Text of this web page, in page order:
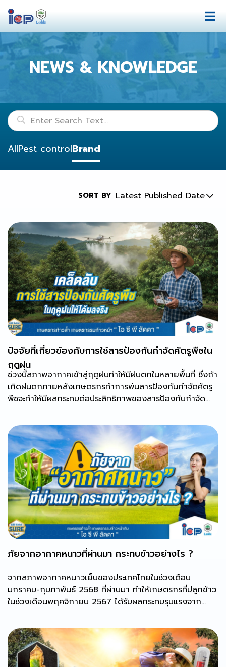
NEWS & KNOWLEDGE
AllPest controlBrand
SORT BY Latest Published Date
ปัจจัยที่เกี่ยวข้องกับการใช้สารป้องกันกำจัดศัตรูพืชใน
ฤดูฝน
ช่วงนี้สภาพอากาศเข้าสู่ฤดูฝนทำให้มีฝนตกในหลายพื้นที่ ซึ่งถ้า
เกิดฝนตกภายหลังเกษตรกรทำการพ่นสารป้องกันกำจัดศัตรู
พืชจะทำให้มีผลกระทบต่อประสิทธิภาพของสารป้องกันกำจัด
ภัยจากอากาศหนาวที่ผ่านมา กระทบข้าวอย่างไร ?
จากสภาพอากาศหนาวเย็นของประเทศไทยในช่วงเดือน
มกราคม-กุมภาพันธ์ 2568 ที่ผ่านมา ทำให้เกษตรกรที่ปลูกข้าว
ในช่วงเดือนพฤศจิกายน 2567 ได้รับผลกระทบรุนแรงจาก